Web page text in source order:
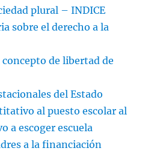
plural – INDICE
sobre el derecho a la
de libertad de
del Estado
al puesto escolar al
a escoger escuela
a la financiación